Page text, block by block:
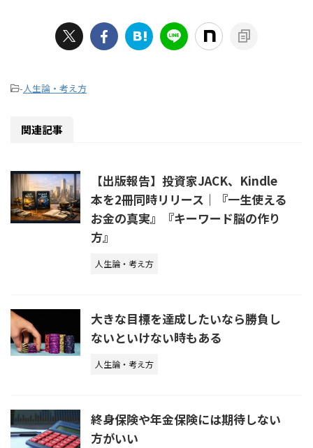
-人生論・考え方
関連記事
【出版報告】投資家JACK、Kindle
本を2冊同時リリース｜『一生使える
お金の真実』『キーワード脳の作り
方』
人生論・考え方
大きな目標を達成したいなら勝負し
ないといけない時もある
人生論・考え方
終身保険や年金保険には期待しない
方がいい